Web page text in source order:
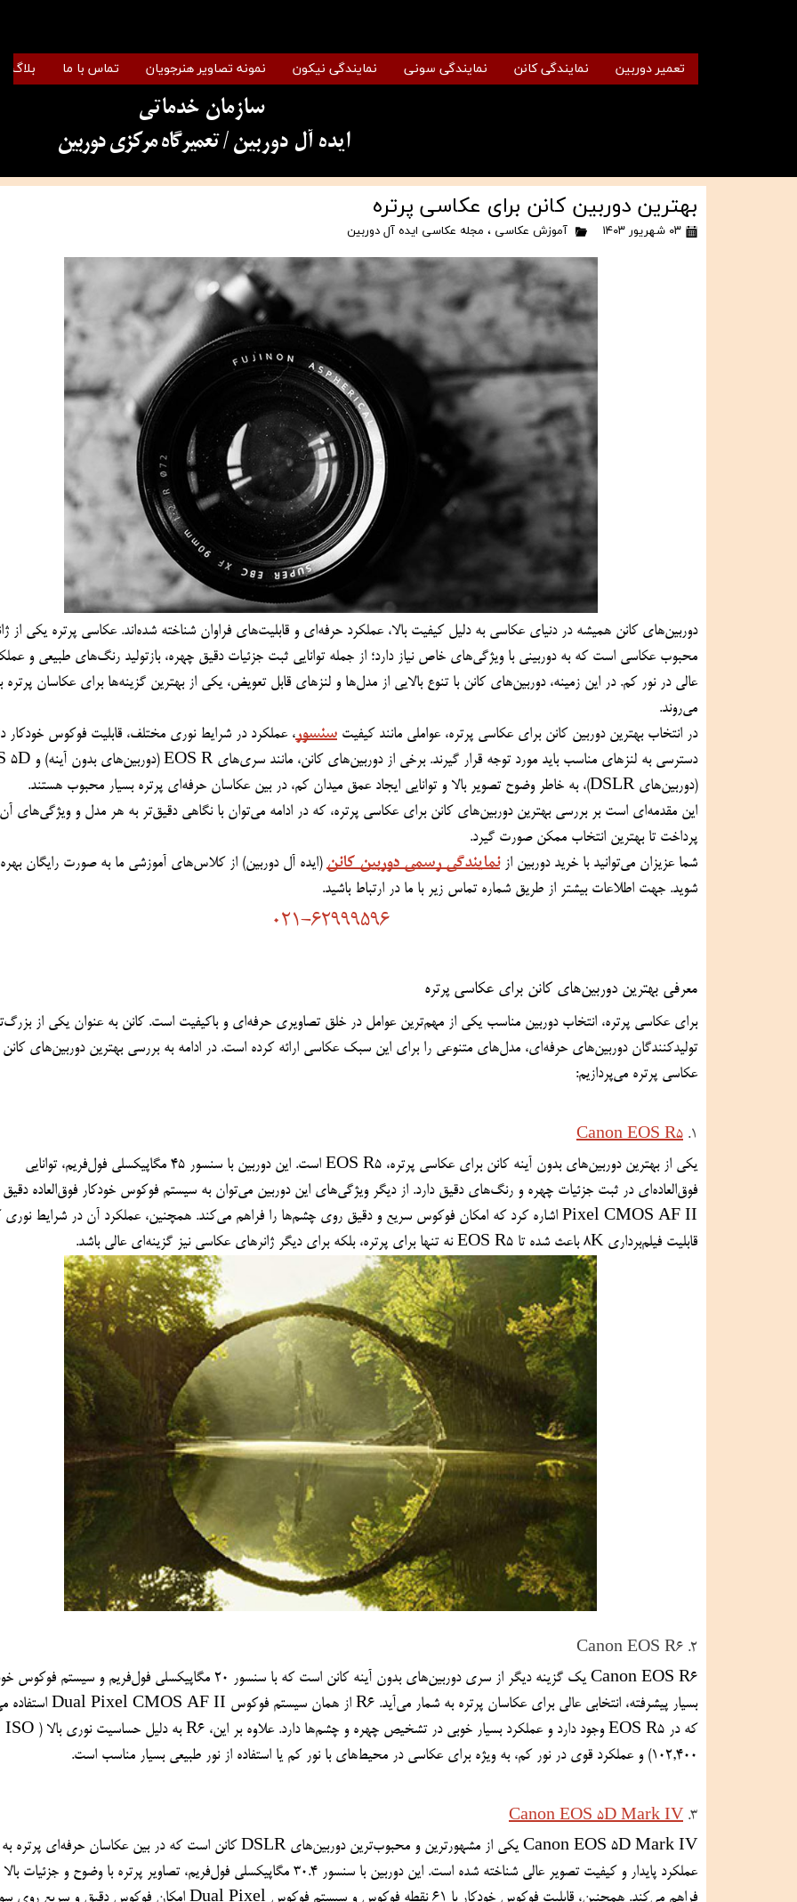
سازمان خدماتی
​​​​​​​ایده آل دوربین / تعمیرگاه مرکزی دوربین
تعمیر دوربین نمایندگی کانن نمایندگی سونی نمایندگی نیکون نمونه تصاویر هنرجویان تماس با ما بلاگ
بهترین دوربین کانن برای عکاسی پرتره
۰۳ شهریور ۱۴۰۳ آموزش عکاسی ، مجله عکاسی ایده آل دوربین
می‌روند.
در انتخاب بهترین دوربین کانن برای عکاسی پرتره، عواملی مانند کیفیت سنسور
(دوربین‌های DSLR)، به خاطر وضوح تصویر بالا و توانایی ایجاد عمق میدان کم، در بین عکاسان حرفه‌ای پرتره بسیار محبوب هستند.
پرداخت تا بهترین انتخاب ممکن صورت گیرد.
شما عزیزان می‌توانید با خرید دوربین از
نمایندگی رسمی دوربین کانن
شوید. جهت اطلاعات بیشتر از طریق شماره تماس زیر با ما در ارتباط باشید.
021-62999596
معرفی بهترین دوربین‌های کانن برای عکاسی پرتره
عکاسی پرتره می‌پردازیم:
1.
Canon EOS R5
قابلیت فیلم‌برداری 8K باعث شده تا EOS R5 نه تنها برای پرتره، بلکه برای دیگر ژانرهای عکاسی نیز گزینه‌ای عالی باشد.
2. Canon EOS R6
که در EOS R5 وجود دارد و عملکرد بسیار خوبی در تشخیص چهره و چشم‌ها دارد. علاوه بر این، R6 به دلیل حساسیت نوری بالا (ISO
102,400) و عملکرد قوی در نور کم، به ویژه برای عکاسی در محیط‌های با نور کم یا استفاده از نور طبیعی بسیار مناسب است.
3.
Canon EOS 5D Mark IV